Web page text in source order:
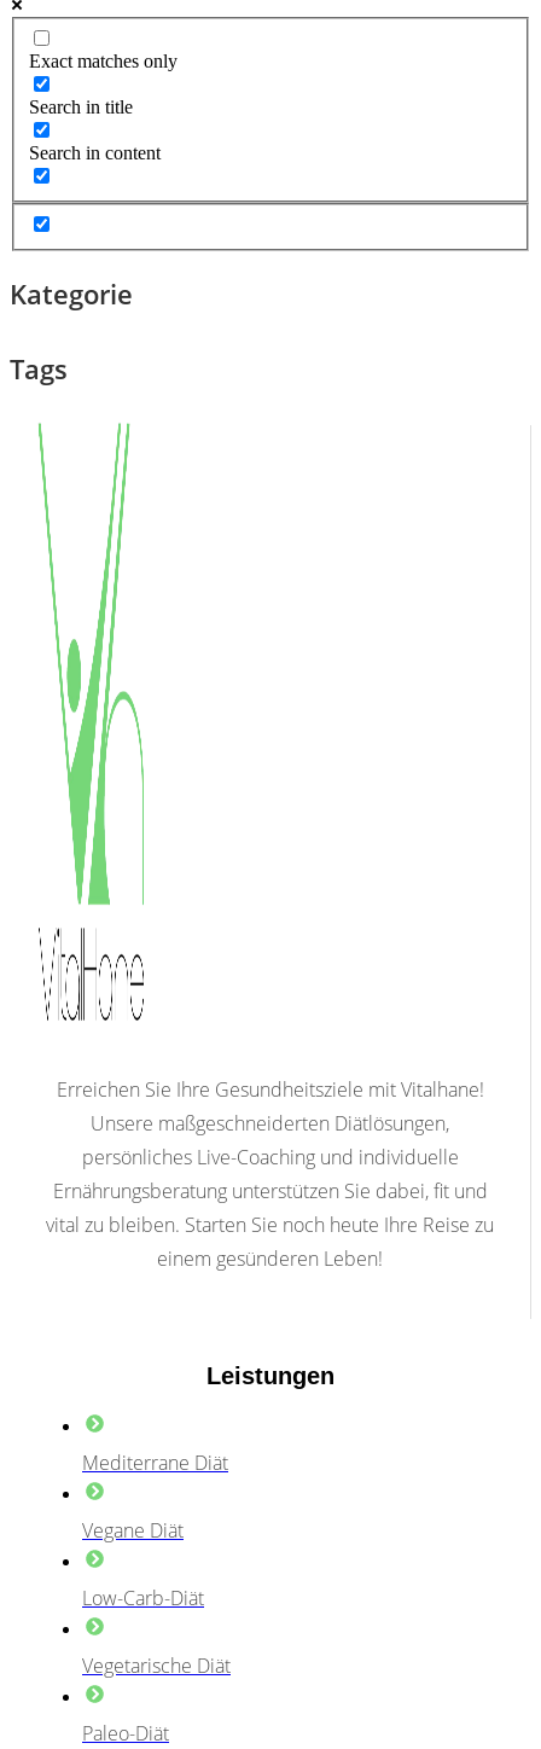
Exact matches only
Search in title
Search in content
Kategorie
Tags
Erreichen Sie Ihre Gesundheitsziele mit Vitalhane!
Unsere maßgeschneiderten Diätlösungen,
persönliches Live-Coaching und individuelle
Ernährungsberatung unterstützen Sie dabei, fit und
vital zu bleiben. Starten Sie noch heute Ihre Reise zu
einem gesünderen Leben!
Leistungen
Mediterrane Diät
Vegane Diät
Low-Carb-Diät
Vegetarische Diät
Paleo-Diät